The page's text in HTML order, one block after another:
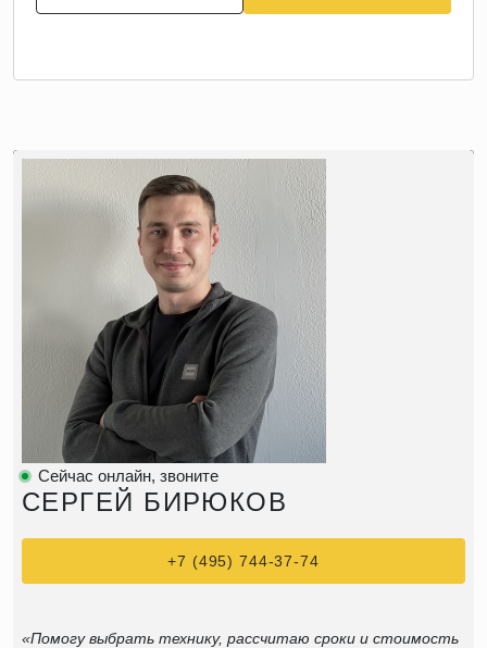
Сейчас онлайн, звоните
СЕРГЕЙ БИРЮКОВ
+7 (495) 744-37-74
«Помогу выбрать технику, рассчитаю сроки и стоимость